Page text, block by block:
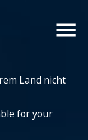
Land nicht
for your